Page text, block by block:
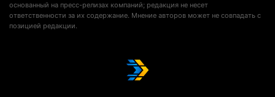
основанный на пресс-релизах компаний; редакция не несет
ответственности за их содержание. Мнение авторов может не совпадать с
позицией редакции.